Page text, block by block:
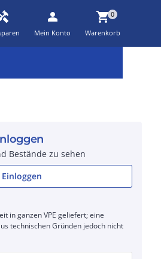
person
Mein Konto
shopping_cart0
Warenkorb
Bestände zu sehen
Einloggen
in ganzen VPE geliefert; eine
technischen Gründen jedoch nicht